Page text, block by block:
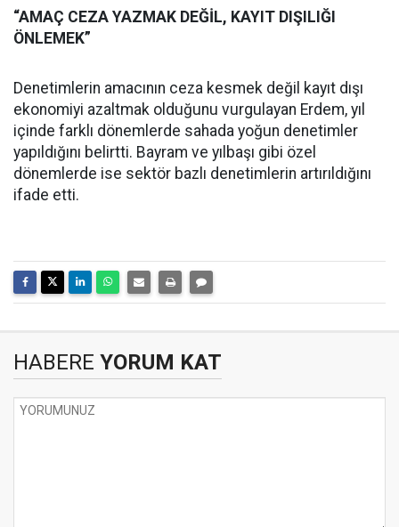
“AMAÇ CEZA YAZMAK DEĞİL, KAYIT DIŞILIĞI
ÖNLEMEK”
Denetimlerin amacının ceza kesmek değil kayıt dışı
ekonomiyi azaltmak olduğunu vurgulayan Erdem, yıl
içinde farklı dönemlerde sahada yoğun denetimler
yapıldığını belirtti. Bayram ve yılbaşı gibi özel
dönemlerde ise sektör bazlı denetimlerin artırıldığını
ifade etti.
HABERE YORUM KAT